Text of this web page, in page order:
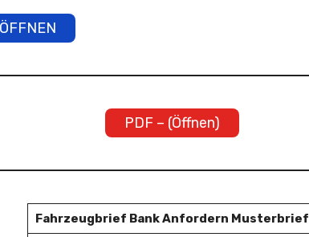
ÖFFNEN
PDF – (Öffnen)
Fahrzeugbrief Bank Anfordern Musterbrief